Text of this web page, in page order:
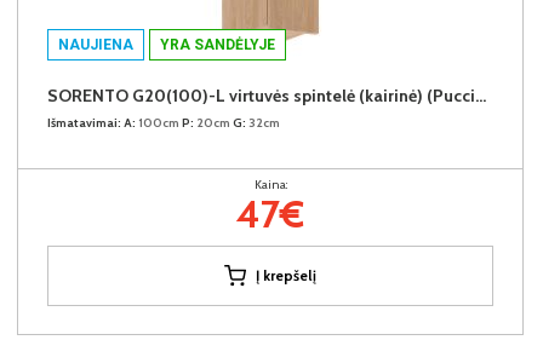
NAUJIENA YRA SANDĖLYJE
SORENTO G20(100)-L virtuvės spintelė (kairinė) (Puccini/Puccini)
Išmatavimai: A: 100cm P: 20cm G: 32cm
Kaina:
47€
Į krepšelį